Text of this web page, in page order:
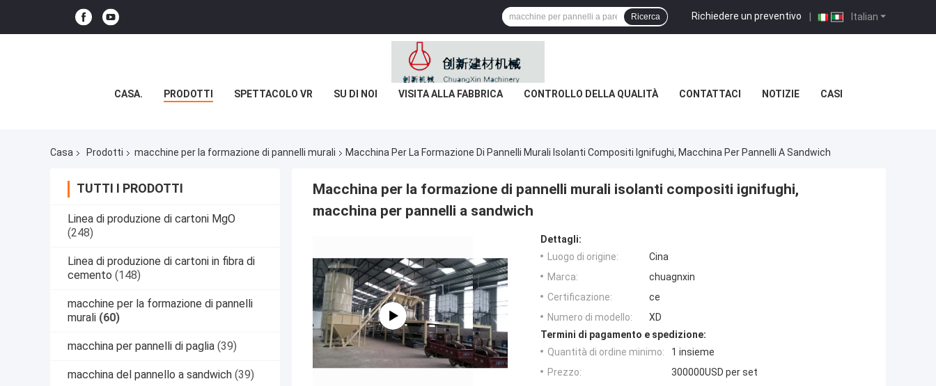
Italian
Richiedere un preventivo |
Ricerca
CASA. PRODOTTI SPETTACOLO VR SU DI NOI VISITA ALLA FABBRICA CONTROLLO DELLA QUALITÀ CONTATTACI NOTIZIE CASI
Casa Prodotti macchine per la formazione di pannelli murali Macchina Per La Formazione Di Pannelli Murali Isolanti Compositi Ignifughi, Macchina Per Pannelli A Sandwich
TUTTI I PRODOTTI
Linea di produzione di cartoni MgO
(248)
Linea di produzione di cartoni in fibra di
cemento (148)
macchine per la formazione di pannelli
murali (60)
macchina per pannelli di paglia (39)
macchina del pannello a sandwich (39)
Macchina per la formazione di pannelli murali isolanti compositi ignifughi,
macchina per pannelli a sandwich
Dettagli:
Luogo di origine:
Cina
Marca:
chuagnxin
Certificazione:
ce
Numero di modello:
XD
Termini di pagamento e spedizione:
Quantità di ordine minimo:
1 insieme
Prezzo:
300000USD per set